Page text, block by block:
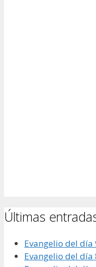
Últimas
Evangelio del día
Evangelio del día